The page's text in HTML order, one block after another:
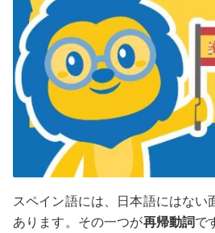
スペイン語には、日本語にはない
あります。その一つが再帰動詞で